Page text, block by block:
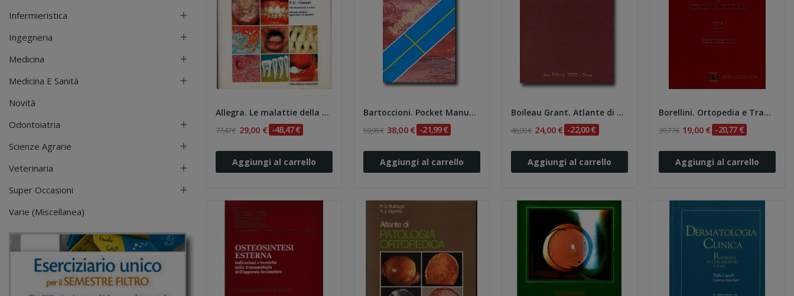
Infermieristica 
Ingegneria 
Medicina 
Medicina E Sanità 
Novità
Odontoiatria

Scienze Agrarie 
Veterinaria 
Super Occasioni 
Varie (Miscellanea)
Allegra. Le malattie della mucosa orale
77,47 € 29,00 € -48,47 €
Aggiungi al carrello
Bartoccioni. Pocket Manual Terapia 2024
59,99 € 38,00 € -21,99 €
Aggiungi al carrello
Boileau Grant. Atlante di Anatomia
46,00 € 24,00 € -22,00 €
Aggiungi al carrello
Borellini. Ortopedia e Traumatologia V.1:...
39,77 € 19,00 € -20,77 €
Aggiungi al carrello